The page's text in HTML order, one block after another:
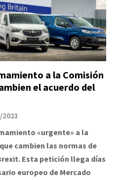
a la Comisión
el acuerdo del
«urgente» a la
cambien las normas de
Esta petición llega días
europeo de Mercado